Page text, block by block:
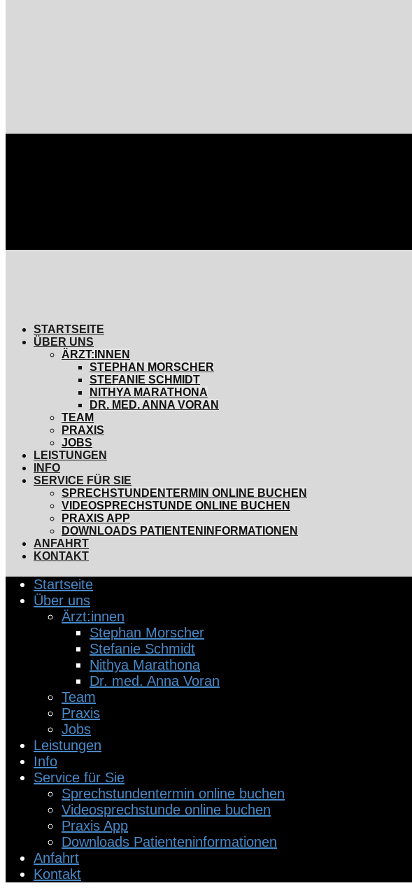
STARTSEITE
ÜBER UNS
ÄRZT:INNEN
STEPHAN MORSCHER
STEFANIE SCHMIDT
NITHYA MARATHONA
DR. MED. ANNA VORAN
TEAM
PRAXIS
JOBS
LEISTUNGEN
INFO
SERVICE FÜR SIE
SPRECHSTUNDENTERMIN ONLINE BUCHEN
VIDEOSPRECHSTUNDE ONLINE BUCHEN
PRAXIS APP
DOWNLOADS PATIENTENINFORMATIONEN
ANFAHRT
KONTAKT
Startseite
Über uns
Ärzt:innen
Stephan Morscher
Stefanie Schmidt
Nithya Marathona
Dr. med. Anna Voran
Team
Praxis
Jobs
Leistungen
Info
Service für Sie
Sprechstundentermin online buchen
Videosprechstunde online buchen
Praxis App
Downloads Patienteninformationen
Anfahrt
Kontakt